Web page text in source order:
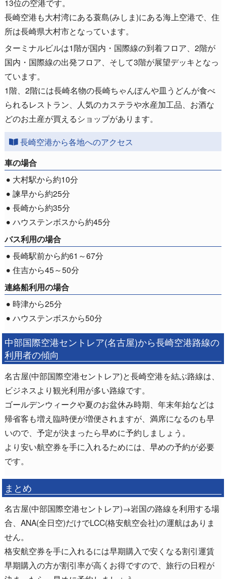
13位の空港です。
長崎空港も大村湾にある蓑島(みしま)にある海上空港で、住
所は長崎県大村市となっています。
ターミナルビルは1階が国内・国際線の到着フロア、2階が
国内・国際線の出発フロア、そして3階が展望デッキとなっ
ています。
1階、2階には長崎名物の長崎ちゃんぽんや皿うどんが食べ
られるレストラン、人気のカステラや水産加工品、お酒な
どのお土産が買えるショップがあります。
長崎空港から各地へのアクセス
車の場合
大村駅から約10分
諫早から約25分
長崎から約35分
ハウステンボスから約45分
バス利用の場合
長崎駅前から約61～67分
住吉から45～50分
連絡船利用の場合
時津から25分
ハウステンボスから50分
中部国際空港セントレア(名古屋)から長崎空港路線の
利用者の傾向
名古屋(中部国際空港セントレア)と長崎空港を結ぶ路線は、
ビジネスより観光利用が多い路線です。
ゴールデンウィークや夏のお盆休み時期、年末年始などは
帰省客も増え臨時便が増便されますが、満席になるのも早
いので、予定が決まったら早めに予約しましょう。
より安い航空券を手に入れるためには、早めの予約が必要
です。
まとめ
名古屋(中部国際空港セントレア)→岩国の路線を利用する場
合、ANA(全日空)だけでLCC(格安航空会社)の運航はありま
せん。
格安航空券を手に入れるには早期購入で安くなる割引運賃
早期購入の方が割引率が高くお得ですので、旅行の日程が